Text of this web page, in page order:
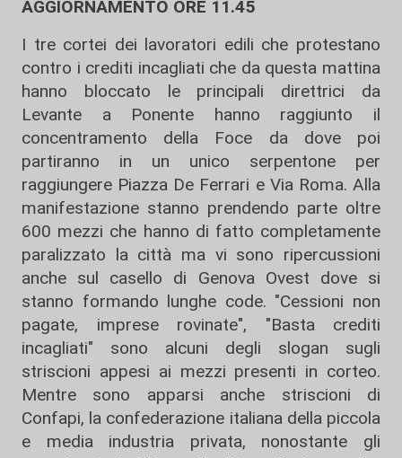
AGGIORNAMENTO ORE 11.45
I tre cortei dei lavoratori edili che protestano
contro i crediti incagliati che da questa mattina
hanno bloccato le principali direttrici da
Levante a Ponente hanno raggiunto il
concentramento della Foce da dove poi
partiranno in un unico serpentone per
raggiungere Piazza De Ferrari e Via Roma. Alla
manifestazione stanno prendendo parte oltre
600 mezzi che hanno di fatto completamente
paralizzato la città ma vi sono ripercussioni
anche sul casello di Genova Ovest dove si
stanno formando lunghe code. "Cessioni non
pagate, imprese rovinate", "Basta crediti
incagliati" sono alcuni degli slogan sugli
striscioni appesi ai mezzi presenti in corteo.
Mentre sono apparsi anche striscioni di
Confapi, la confederazione italiana della piccola
e media industria privata, nonostante gli